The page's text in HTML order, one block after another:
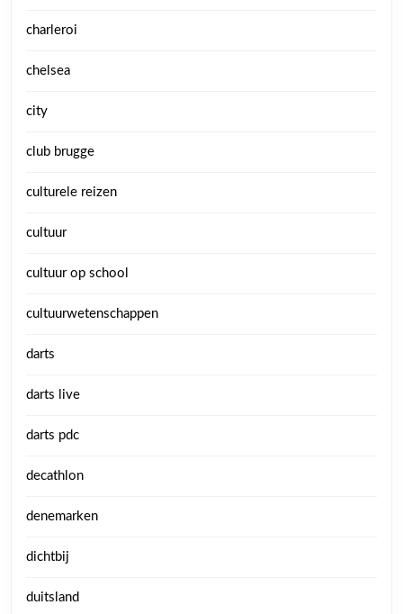
charleroi
chelsea
city
club brugge
culturele reizen
cultuur
cultuur op school
cultuurwetenschappen
darts
darts live
darts pdc
decathlon
denemarken
dichtbij
duitsland